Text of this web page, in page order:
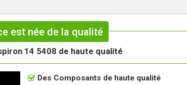
est née de la qualité
14 5408 de haute qualité
Des Composants de haute qualité